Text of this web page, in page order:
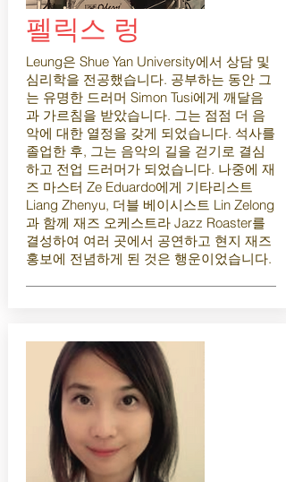
펠릭스 렁
Leung은 Shue Yan University에서 상담 및
심리학을 전공했습니다. 공부하는 동안 그
는 유명한 드러머 Simon Tusi에게 깨달음
과 가르침을 받았습니다. 그는 점점 더 음
악에 대한 열정을 갖게 되었습니다. 석사를
졸업한 후, 그는 음악의 길을 걷기로 결심
하고 전업 드러머가 되었습니다. 나중에 재
즈 마스터 Ze Eduardo에게 기타리스트
Liang Zhenyu, 더블 베이시스트 Lin Zelong
과 함께 재즈 오케스트라 Jazz Roaster를
결성하여 여러 곳에서 공연하고 현지 재즈
홍보에 전념하게 된 것은 행운이었습니다.